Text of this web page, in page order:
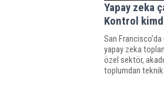
Yapay zeka
Kontrol
San
yapay zeka
özel sektör,
toplumdan